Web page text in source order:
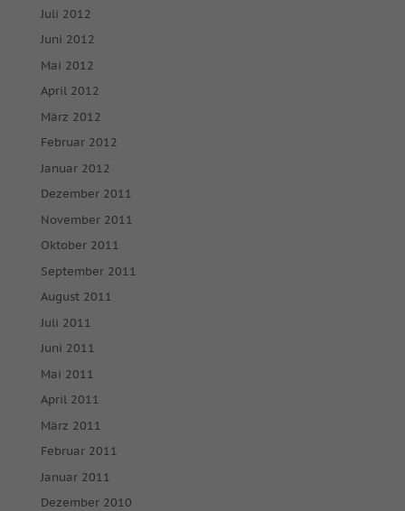
Juli 2012
Juni 2012
Mai 2012
April 2012
März 2012
Februar 2012
Januar 2012
Dezember 2011
November 2011
Oktober 2011
September 2011
August 2011
Juli 2011
Juni 2011
Mai 2011
April 2011
März 2011
Februar 2011
Januar 2011
Dezember 2010